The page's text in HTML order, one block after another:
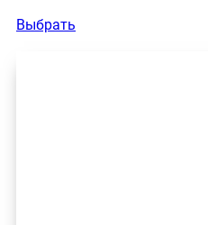
Выбрать